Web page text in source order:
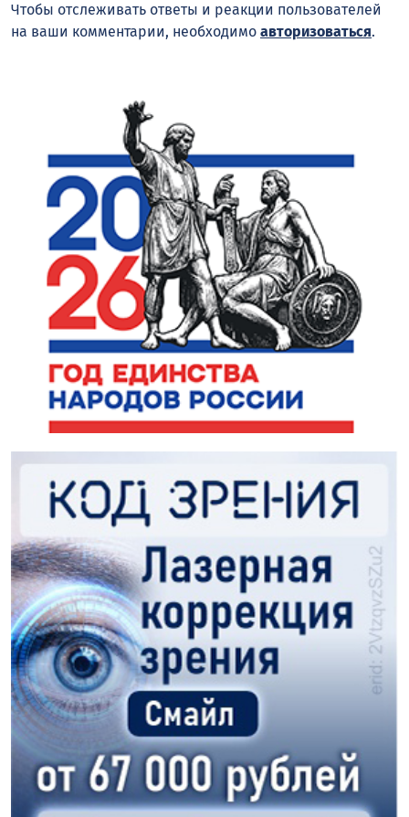
Чтобы отслеживать ответы и реакции пользователей
на ваши комментарии, необходимо авторизоваться.